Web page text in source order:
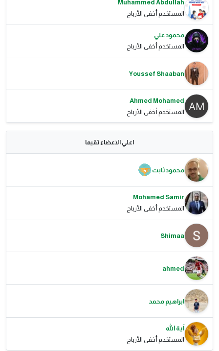
Muhammed Abdullah
المستخدم أخفى الأرباح
محمود علي
المستخدم أخفى الأرباح
Youssef Shaaban
Ahmed Mohamed
المستخدم أخفى الأرباح
اعلي الاعضاء تقيما
محمود ثابت
Mohamed Samir
المستخدم أخفى الأرباح
Shimaa
ahmed
ابراهيم محمد
آية الله
المستخدم أخفى الأرباح